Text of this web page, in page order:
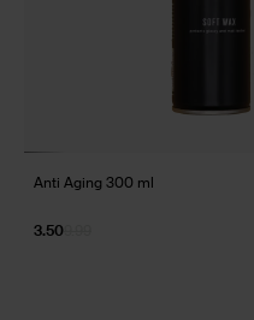
Anti Aging 300 ml
3.50